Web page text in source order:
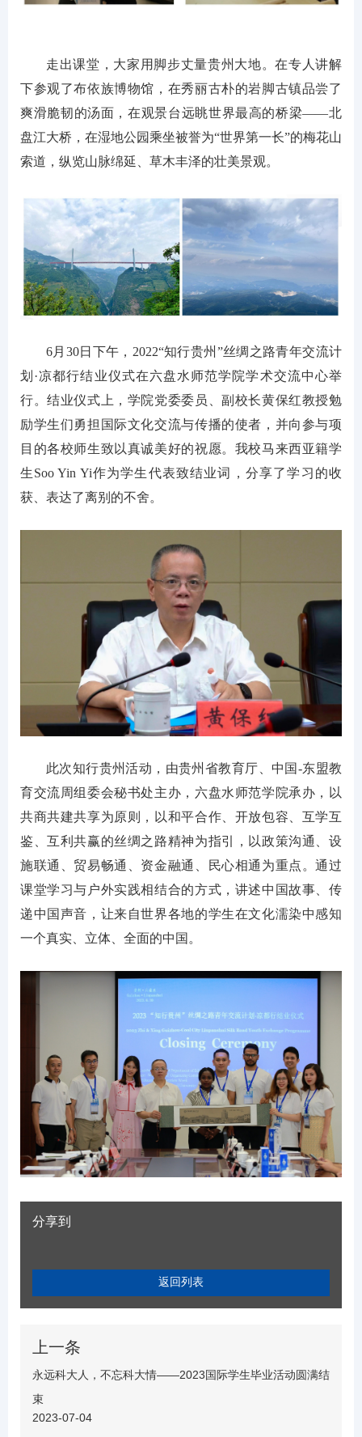
走出课堂，大家用脚步丈量贵州大地。在专人讲解
下参观了布依族博物馆，在秀丽古朴的岩脚古镇品尝了
爽滑脆韧的汤面，在观景台远眺世界最高的桥梁——北
盘江大桥，在湿地公园乘坐被誉为“世界第一长”的梅花山
索道，纵览山脉绵延、草木丰泽的壮美景观。
6月30日下午，2022“知行贵州”丝绸之路青年交流计
划·凉都行结业仪式在六盘水师范学院学术交流中心举
行。结业仪式上，学院党委委员、副校长黄保红教授勉
励学生们勇担国际文化交流与传播的使者，并向参与项
目的各校师生致以真诚美好的祝愿。我校马来西亚籍学
生Soo Yin Yi作为学生代表致结业词，分享了学习的收
获、表达了离别的不舍。
此次知行贵州活动，由贵州省教育厅、中国-东盟教
育交流周组委会秘书处主办，六盘水师范学院承办，以
共商共建共享为原则，以和平合作、开放包容、互学互
鉴、互利共赢的丝绸之路精神为指引，以政策沟通、设
施联通、贸易畅通、资金融通、民心相通为重点。通过
课堂学习与户外实践相结合的方式，讲述中国故事、传
递中国声音，让来自世界各地的学生在文化濡染中感知
一个真实、立体、全面的中国。
分享到
返回列表
上一条
永远科大人，不忘科大情——2023国际学生毕业活动圆满结
束
2023-07-04